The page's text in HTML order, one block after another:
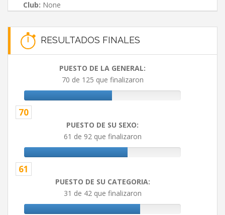
Club: None
RESULTADOS FINALES
PUESTO DE LA GENERAL:
70 de 125 que finalizaron
70
PUESTO DE SU SEXO:
61 de 92 que finalizaron
61
PUESTO DE SU CATEGORIA:
31 de 42 que finalizaron